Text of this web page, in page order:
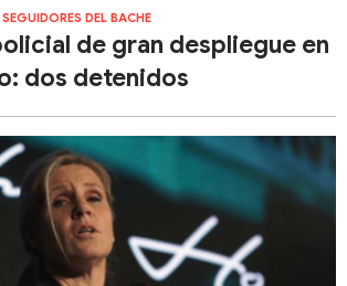
DEL BACHE
de gran despliegue en
dos detenidos